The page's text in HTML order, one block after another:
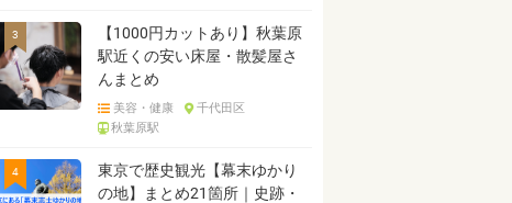
3
【1000円カットあり】秋葉原
駅近くの安い床屋・散髪屋さ
んまとめ
美容・健康
千代田区
秋葉原駅
4
東京で歴史観光【幕末ゆかり
の地】まとめ21箇所｜史跡・